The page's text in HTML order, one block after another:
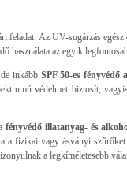
feladat. Az UV-sugárzás
használata az egyik
inkábbSPF 50-es fényvédő
védelmet biztosít,
fényvédő illatanyag- és
a fizikai vagy ásványi
a legkíméletesebb